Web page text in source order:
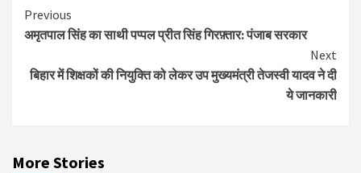
Continue
Reading
Previous
अमृतपाल सिंह का साथी पप्पल प्रीत सिंह गिरफ़्तार: पंजाब सरकार
Next
बिहार में शिक्षकों की नियुक्ति को लेकर उप मुख्यमंत्री तेजस्वी यादव ने दी
ये जानकारी
More Stories